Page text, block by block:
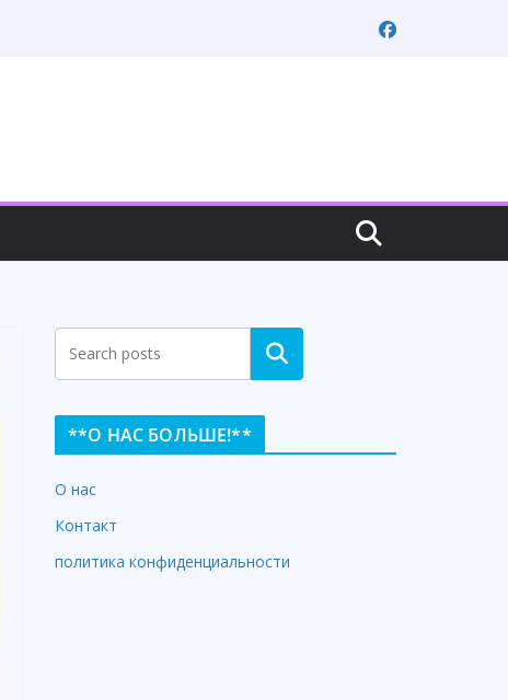
Search
**О НАС БОЛЬШЕ!**
О нас
Контакт
политика конфиденциальности